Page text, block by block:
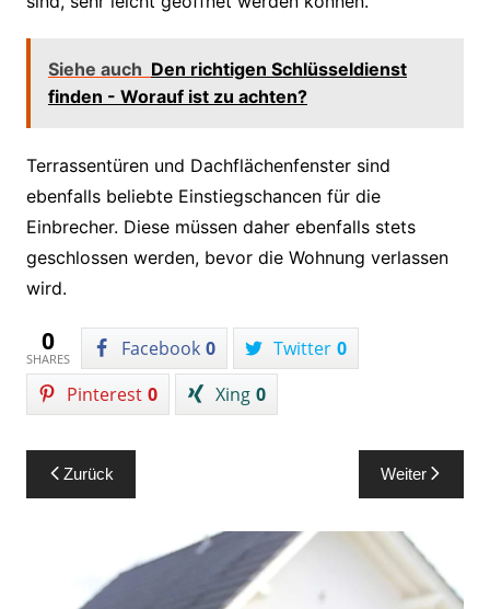
Siehe auch Den richtigen Schlüsseldienst
finden - Worauf ist zu achten?
Terrassentüren und Dachflächenfenster sind
ebenfalls beliebte Einstiegschancen für die
Einbrecher. Diese müssen daher ebenfalls stets
geschlossen werden, bevor die Wohnung verlassen
wird.
0
SHARES Facebook 0 Twitter 0
Pinterest 0 Xing 0
Beitragsnavigation
Zurück Weiter